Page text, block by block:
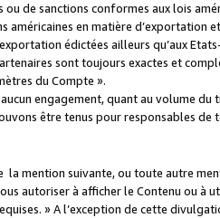
ou de sanctions conformes aux lois
en matière
édictées ailleurs qu’aux
sont toujours exactes et
du Compte ».
engagement, quant au volume
être tenus pour responsables
mention suivante, ou toute autre
autoriser à afficher le Contenu ou à
» A l’exception de cette